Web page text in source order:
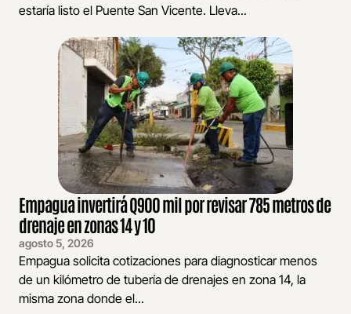
estaría listo el Puente San Vicente. Lleva...
Empagua invertirá Q900 mil por revisar 785 metros de
drenaje en zonas 14 y 10
agosto 5, 2026
Empagua solicita cotizaciones para diagnosticar menos
de un kilómetro de tubería de drenajes en zona 14, la
misma zona donde el...